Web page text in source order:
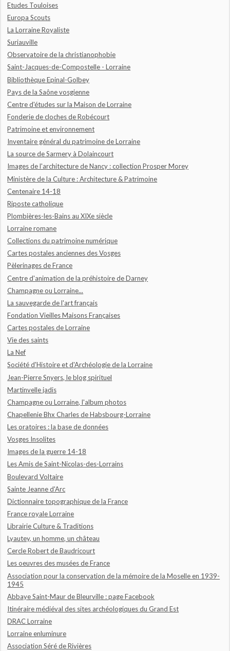
Etudes Touloises
Europa Scouts
La Lorraine Royaliste
Suriauville
Observatoire de la christianophobie
Saint-Jacques-de-Compostelle - Lorraine
Bibliothèque Epinal-Golbey
Pays de la Saône vosgienne
Centre d'études sur la Maison de Lorraine
Fonderie de cloches de Robécourt
Patrimoine et environnement
Inventaire général du patrimoine de Lorraine
La source de Sarmery à Dolaincourt
Images de l'architecture de Nancy : collection Prosper Morey
Ministère de la Culture : Architecture & Patrimoine
Centenaire 14-18
Riposte catholique
Plombières-les-Bains au XIXe siècle
Lorraine romane
Collections du patrimoine numérique
Cartes postales anciennes des Vosges
Pèlerinages de France
Centre d'animation de la préhistoire de Darney
Champagne ou Lorraine...
La sauvegarde de l'art français
Fondation Vieilles Maisons Françaises
Cartes postales de Lorraine
Vie des saints
La Nef
Société d'Histoire et d'Archéologie de la Lorraine
Jean-Pierre Snyers, le blog spirituel
Martinvelle jadis
Champagne ou Lorraine, l'album photos
Chapellenie Bhx Charles de Habsbourg-Lorraine
Les oratoires : la base de données
Vosges Insolites
Images de la guerre 14-18
Les Amis de Saint-Nicolas-des-Lorrains
Boulevard Voltaire
Sainte Jeanne d'Arc
Dictionnaire topographique de la France
France royale Lorraine
Librairie Culture & Traditions
Lyautey, un homme, un château
Cercle Robert de Baudricourt
Les oeuvres des musées de France
Association pour la conservation de la mémoire de la Moselle en 1939-
1945
Abbaye Saint-Maur de Bleurville : page Facebook
Itinéraire médiéval des sites archéologiques du Grand Est
DRAC Lorraine
Lorraine enluminure
Association Séré de Rivières